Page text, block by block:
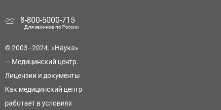
8-800-5000-715
Для звонков по России
© 2003–2024. «Наука»
— Медицинский центр.
Лицензии и документы
Как медицинский центр
работает в условиях